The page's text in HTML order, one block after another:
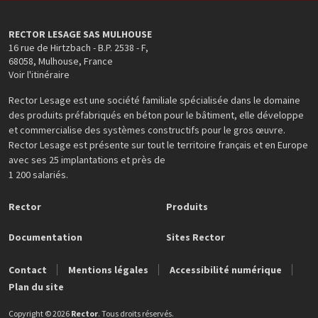
RECTOR LESAGE SAS MULHOUSE
16 rue de Hirtzbach - B.P. 2538 - F,
68058, Mulhouse, France
Voir l'itinéraire
Rector Lesage est une société familiale spécialisée dans le domaine
des produits préfabriqués en béton pour le bâtiment, elle développe
et commercialise des systèmes constructifs pour le gros œuvre.
Rector Lesage est présente sur tout le territoire français et en Europe
avec ses 25 implantations et près de
1 200 salariés.
Rector Produits
Documentation Sites Rector
Contact Mentions légales
Accessibilité numérique
Plan du site
Copyright © 2026 Rector. Tous droits réservés.